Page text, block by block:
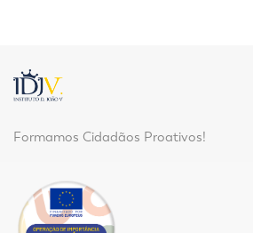
Formamos Cidadãos Proativos!